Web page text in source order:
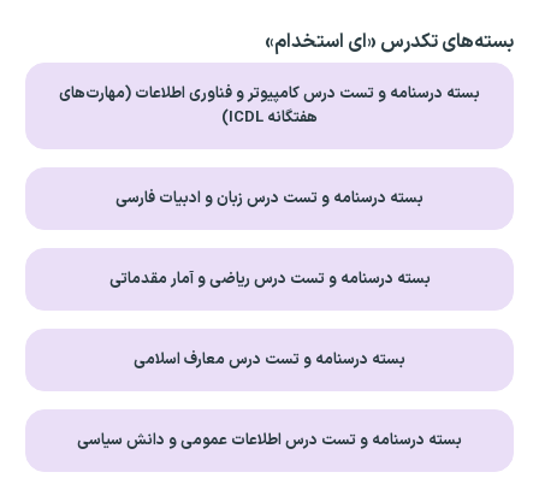
بسته‌های تکدرس «ای استخدام»
بسته درسنامه و تست درس کامپیوتر و فناوری اطلاعات (مهارت‌های
هفتگانه ICDL)
بسته درسنامه و تست درس زبان و ادبیات فارسی
بسته درسنامه و تست درس ریاضی و آمار مقدماتی
بسته درسنامه و تست درس معارف اسلامی
بسته درسنامه و تست درس اطلاعات عمومی و دانش سیاسی